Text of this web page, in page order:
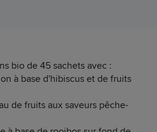
bio de 45 sachets avec :
à base d'hibiscus et de fruits
de fruits aux saveurs pêche-